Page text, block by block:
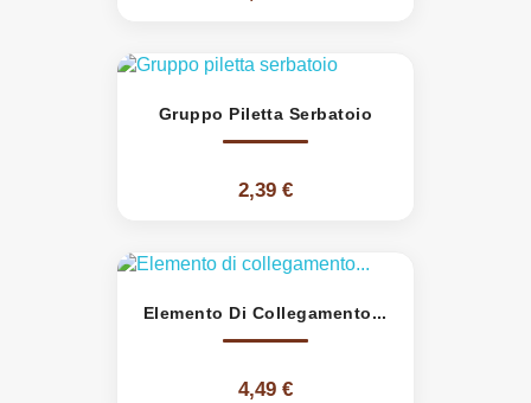
Gruppo Piletta Serbatoio
2,39 €
Elemento Di Collegamento...
4,49 €